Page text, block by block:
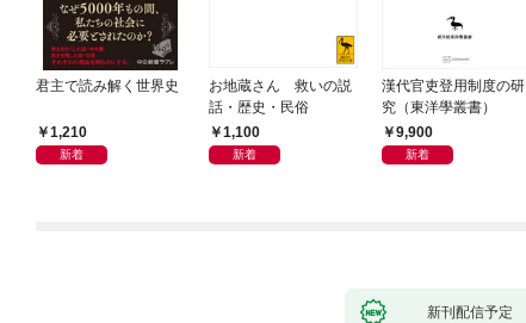
君主で読み解く世界史
1,210
新着
お地蔵さん 救いの説
話・歴史・民俗
1,100
新着
漢代官吏登用制度の研
究（東洋學叢書）
9,900
新着
新刊配信予定